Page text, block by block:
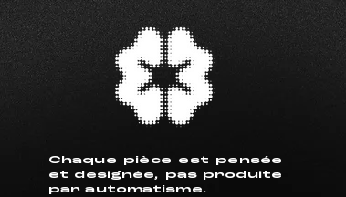
Chaque pièce est pensée
et designée, pas produite
par automatisme.